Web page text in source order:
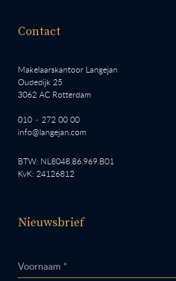
Contact
Makelaarskantoor Langejan
Oudedijk 25
3062 AC Rotterdam
010 – 272 00 00
info@langejan.com
BTW: NL8048.86.969.B01
KvK: 24126812
Nieuwsbrief
Voornaam *